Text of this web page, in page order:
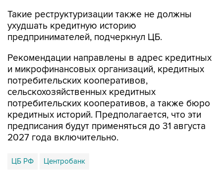
Такие реструктуризации также не должны
ухудшать кредитную историю
предпринимателей, подчеркнул ЦБ.
Рекомендации направлены в адрес кредитных
и микрофинансовых организаций, кредитных
потребительских кооперативов,
сельскохозяйственных кредитных
потребительских кооперативов, а также бюро
кредитных историй. Предполагается, что эти
предписания будут применяться до 31 августа
2027 года включительно.
ЦБ РФ Центробанк